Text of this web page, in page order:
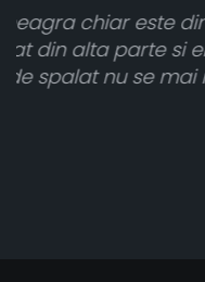
Toate sunt foarte
atât de bine în
cele 8 bucati dar
vânzătorul a
banii pentru 1